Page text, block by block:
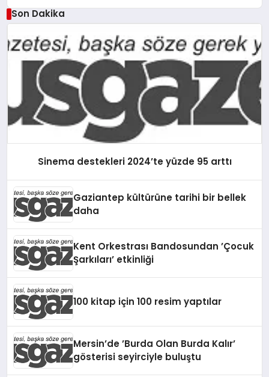
Son Dakika
Sinema destekleri 2024’te yüzde 95 arttı
Gaziantep kültürüne tarihi bir bellek
daha
Kent Orkestrası Bandosundan ’Çocuk
Şarkıları’ etkinliği
100 kitap için 100 resim yaptılar
Mersin’de ’Burda Olan Burda Kalır’
gösterisi seyirciyle buluştu